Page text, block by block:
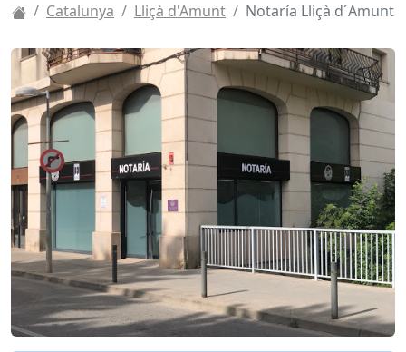
Catalunya Lliçà d'Amunt Notaría Lliçà d´Amunt